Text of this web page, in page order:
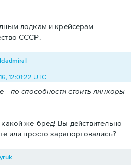
лодкам и крейсерам -
СССР.
12:01:22 UTC
- по способности стоить линкоры -
же бред! Вы действительно
или просто зарапортовались?